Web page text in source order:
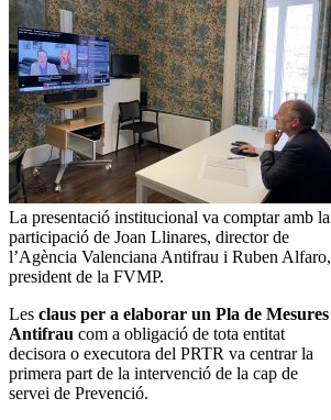
La presentació institucional va comptar amb la
participació de Joan Llinares, director de
l’Agència Valenciana Antifrau i Ruben Alfaro,
president de la FVMP.
Les claus per a elaborar un Pla de Mesures
Antifrau com a obligació de tota entitat
decisora o executora del PRTR va centrar la
primera part de la intervenció de la cap de
servei de Prevenció.